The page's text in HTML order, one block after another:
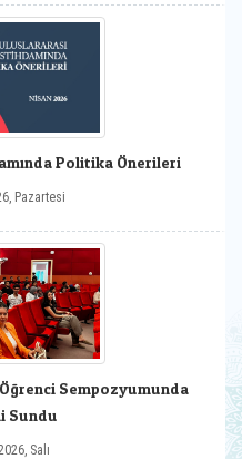
Politika Önerileri
Pazartesi
Sempozyumunda
Sundu
Salı